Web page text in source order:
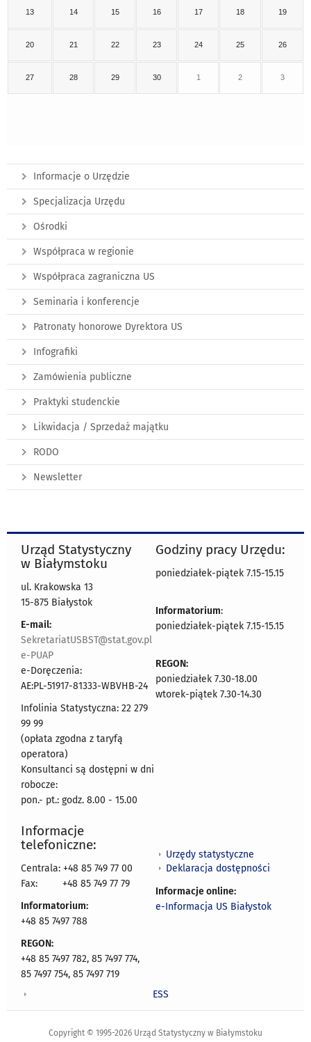
13 14 15 16 17 18 19
20 21 22 23 24 25 26
27 28 29 30 1 2 3
Informacje o Urzędzie
Specjalizacja Urzędu
Ośrodki
Współpraca w regionie
Współpraca zagraniczna US
Seminaria i konferencje
Patronaty honorowe Dyrektora US
Infografiki
Zamówienia publiczne
Praktyki studenckie
Likwidacja / Sprzedaż majątku
RODO
Newsletter
Urząd Statystyczny
w Białymstoku
ul. Krakowska 13
15-875 Białystok
E-mail:
SekretariatUSBST@stat.gov.pl
e-PUAP
e-Doręczenia:
AE:PL-51917-81333-WBVHB-24
Infolinia Statystyczna: 22 279
99 99
(opłata zgodna z taryfą
operatora)
Konsultanci są dostępni w dni
robocze:
pon.- pt.: godz. 8.00 - 15.00
Godziny pracy Urzędu:
poniedziałek-piątek 7.15-15.15
Informatorium:
poniedziałek-piątek 7.15-15.15
REGON:
poniedziałek 7.30-18.00
wtorek-piątek 7.30-14.30
Informacje
telefoniczne:
Centrala: +48 85 749 77 00
Fax:
+48 85 749 77 79
Informatorium:
+48 85 7497 788
REGON:
+48 85 7497 782, 85 7497 774,
85 7497 754, 85 7497 719
Urzędy statystyczne
Deklaracja dostępności
Informacje online:
e-Informacja US Białystok
ESS
Copyright © 1995-2026 Urząd Statystyczny w Białymstoku